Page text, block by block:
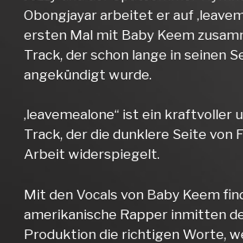
Obongjayar arbeitet er auf
ersten Mal mit Baby Keem
Track, der schon lange in seinen
angekündigt wurde.
‚leavemealone“ ist ein kraftvoller
Track, der die dunklere Seite von
Arbeit widerspiegelt.
Mit den Vocals von Baby Keem
amerikanische Rapper inmitten
Produktion die richtigen Worte,